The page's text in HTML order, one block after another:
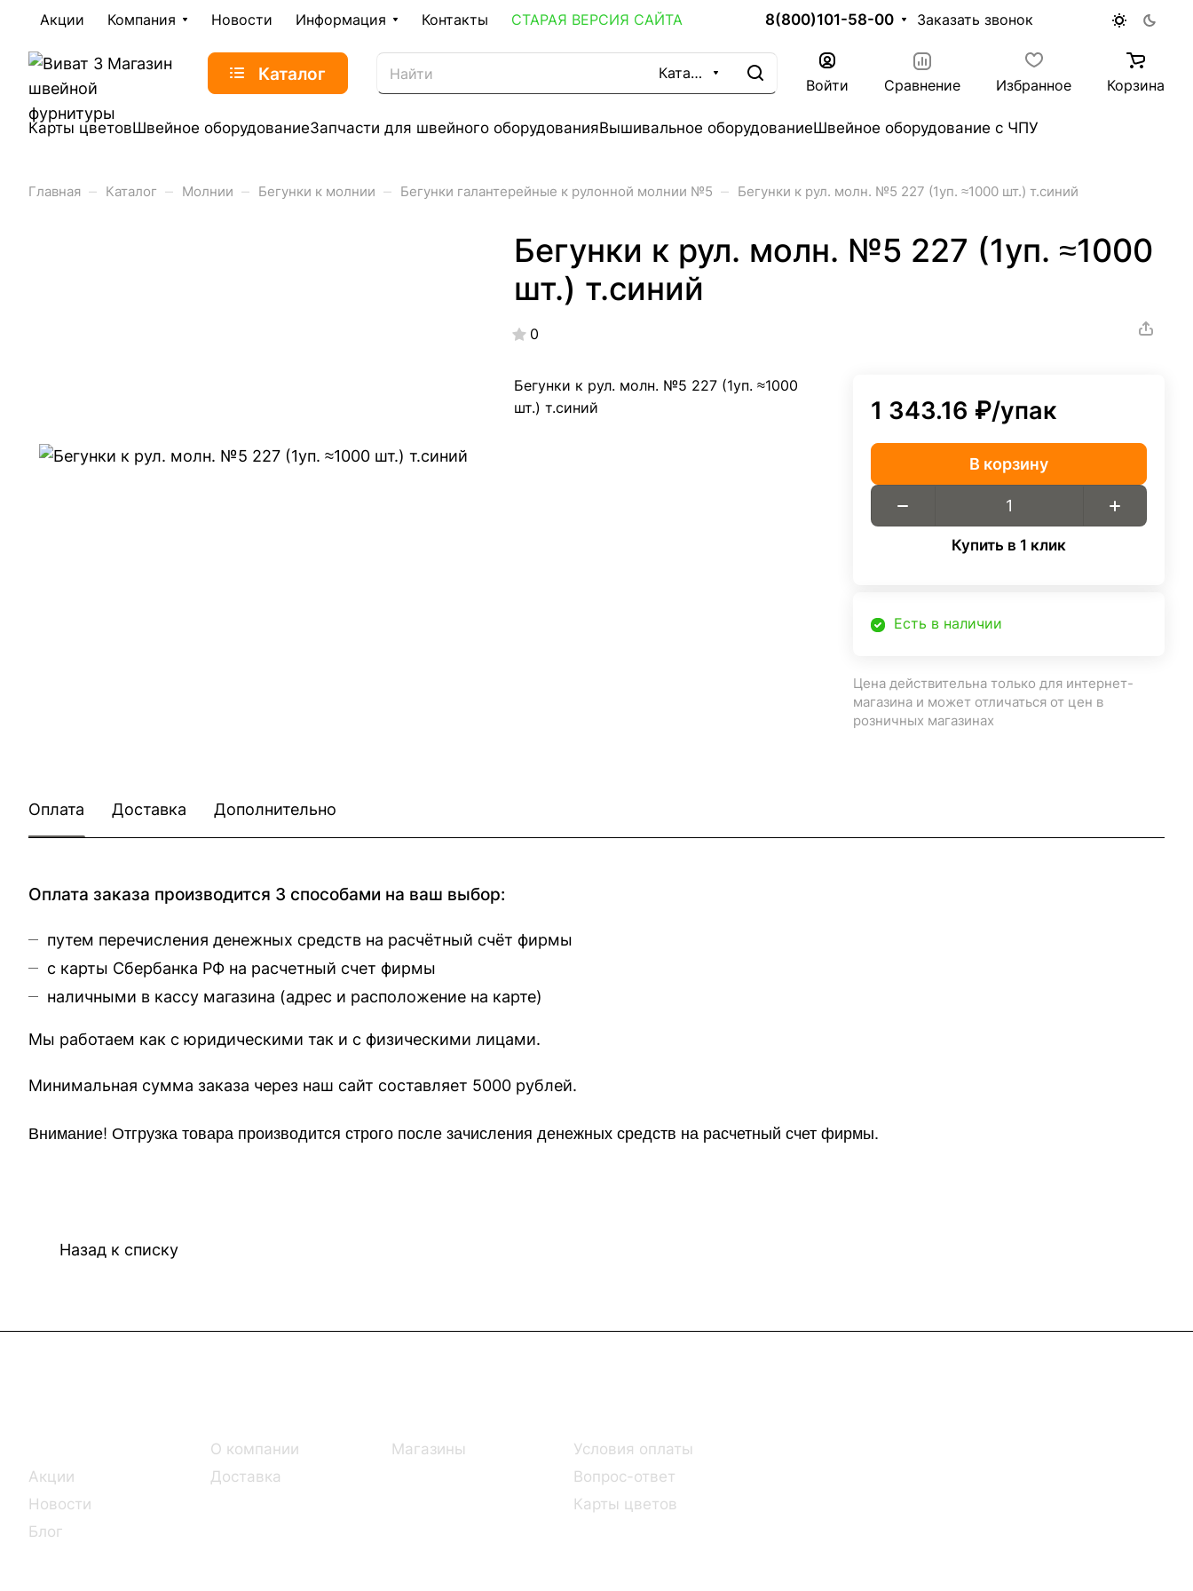
Акции Компания Новости Информация Контакты СТАРАЯ ВЕРСИЯ САЙТА 8(800)101-58-00 Заказать звонок
Каталог Каталог
Войти Сравнение Избранное Корзина
Карты цветовШвейное оборудованиеЗапчасти для швейного оборудованияВышивальное оборудованиеШвейное оборудование с ЧПУ
Главная – Каталог – Молнии – Бегунки к молнии – Бегунки галантерейные к рулонной молнии №5 – Бегунки к рул. молн. №5 227 (1уп. ≈1000 шт.) т.синий
Бегунки к рул. молн. №5 227 (1уп. ≈1000
шт.) т.синий
0
Бегунки к рул. молн. №5 227 (1уп. ≈1000
шт.) т.синий
1 343.16 ₽/упак
В корзину
Купить в 1 клик
Есть в наличии
Цена действительна только для интернет-
магазина и может отличаться от цен в
розничных магазинах
Оплата Доставка Дополнительно
Оплата заказа производится 3 способами на ваш выбор:
путем перечисления денежных средств на расчётный счёт фирмы
с карты Сбербанка РФ на расчетный счет фирмы
наличными в кассу магазина (адрес и расположение на карте)
Мы работаем как с юридическими так и с физическими лицами.
Минимальная сумма заказа через наш сайт составляет 5000 рублей.
Внимание! Отгрузка товара производится строго после зачисления денежных средств на расчетный счет фирмы.
Назад к списку
Акции
Новости
Блог
О компании
Доставка
Магазины
Условия оплаты
Вопрос-ответ
Карты цветов